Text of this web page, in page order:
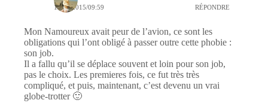
11/11/2015/09:59 RÉPONDRE
Mon Namoureux avait peur de l’avion, ce sont les
obligations qui l’ont obligé à passer outre cette phobie :
son job.
Il a fallu qu’il se déplace souvent et loin pour son job,
pas le choix. Les premieres fois, ce fut très très
compliqué, et puis, maintenant, c’est devenu un vrai
globe-trotter 🙂